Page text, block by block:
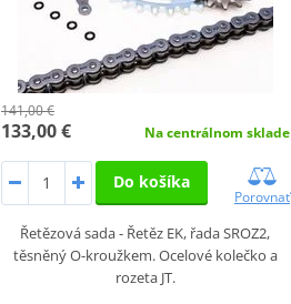
141,00 €
133,00 € Na centrálnom sklade
Do košíka
Porovnať
Řetězová sada - Řetěz EK, řada SROZ2,
těsněný O-kroužkem. Ocelové kolečko a
rozeta JT.